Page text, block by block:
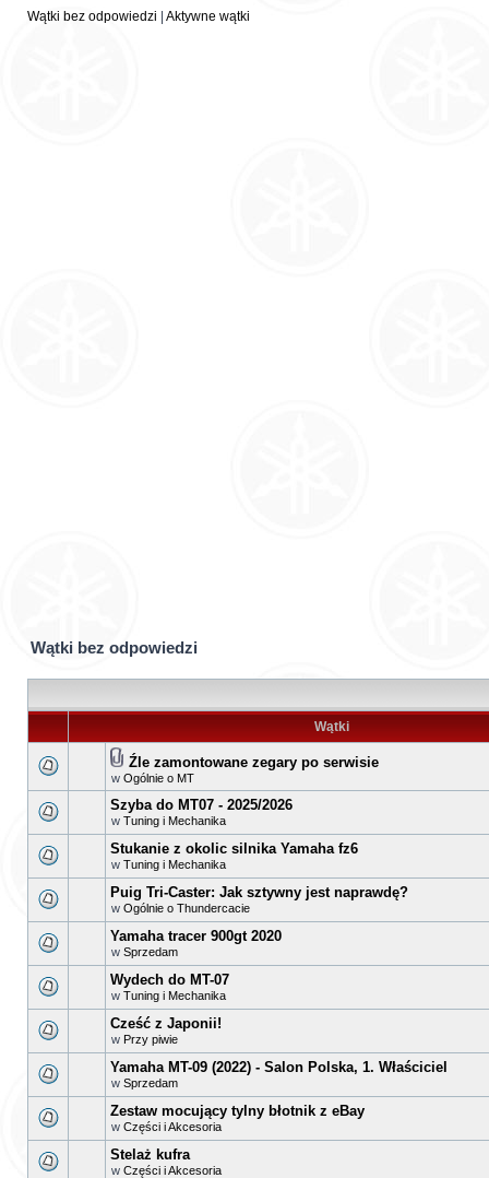
Wątki bez odpowiedzi Aktywne wątki
Wątki bez odpowiedzi
Wątki
Źle zamontowane zegary po serwisie
w Ogólnie o MT
Szyba do MT07 - 2025/2026
w Tuning i Mechanika
Stukanie z okolic silnika Yamaha fz6
w Tuning i Mechanika
Puig Tri-Caster: Jak sztywny jest naprawdę?
w Ogólnie o Thundercacie
Yamaha tracer 900gt 2020
w Sprzedam
Wydech do MT-07
w Tuning i Mechanika
Cześć z Japonii!
w Przy piwie
Yamaha MT-09 (2022) - Salon Polska, 1. Właściciel
w Sprzedam
Zestaw mocujący tylny błotnik z eBay
w Części i Akcesoria
Stelaż kufra
w Części i Akcesoria